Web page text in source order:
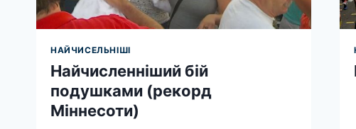
НАЙЧИСЕЛЬНІШІ
Найчисленніший бій
подушками (рекорд
Міннесоти)